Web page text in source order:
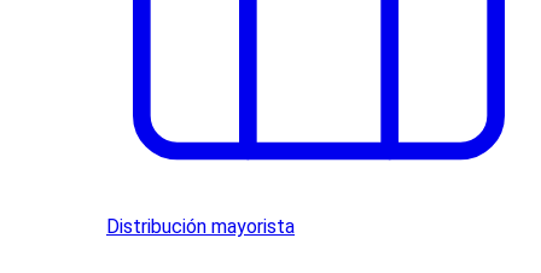
Distribución mayorista